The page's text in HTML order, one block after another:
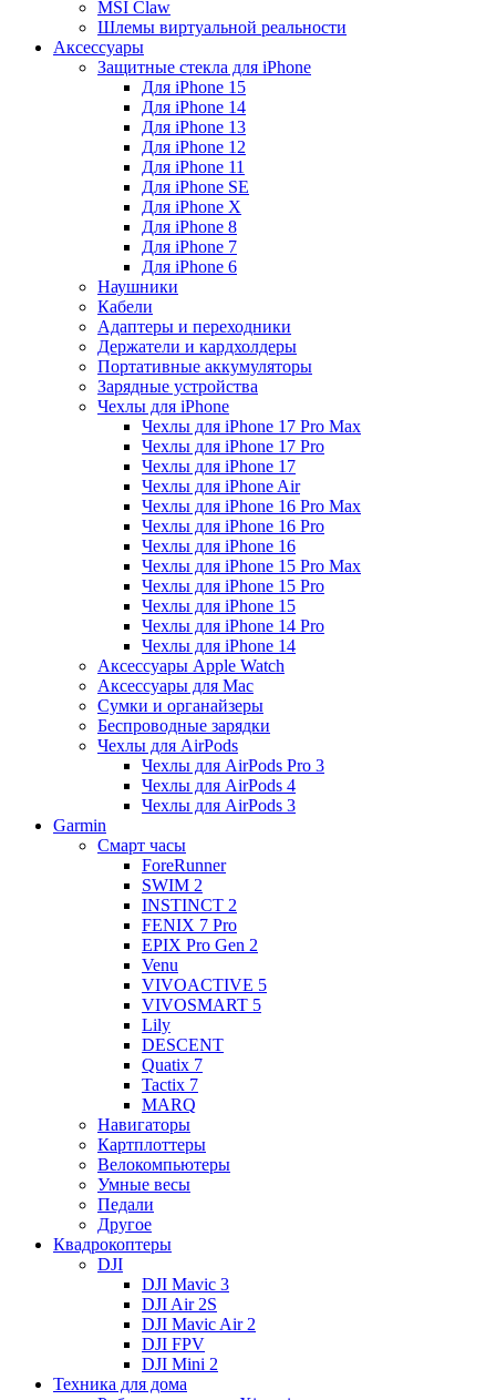
MSI Claw
Шлемы виртуальной реальности
Аксессуары
Защитные стекла для iPhone
Для iPhone 15
Для iPhone 14
Для iPhone 13
Для iPhone 12
Для iPhone 11
Для iPhone SE
Для iPhone X
Для iPhone 8
Для iPhone 7
Для iPhone 6
Наушники
Кабели
Адаптеры и переходники
Держатели и кардхолдеры
Портативные аккумуляторы
Зарядные устройства
Чехлы для iPhone
Чехлы для iPhone 17 Pro Max
Чехлы для iPhone 17 Pro
Чехлы для iPhone 17
Чехлы для iPhone Air
Чехлы для iPhone 16 Pro Max
Чехлы для iPhone 16 Pro
Чехлы для iPhone 16
Чехлы для iPhone 15 Pro Max
Чехлы для iPhone 15 Pro
Чехлы для iPhone 15
Чехлы для iPhone 14 Pro
Чехлы для iPhone 14
Аксессуары Apple Watch
Аксессуары для Mac
Сумки и органайзеры
Беспроводные зарядки
Чехлы для AirPods
Чехлы для AirPods Pro 3
Чехлы для AirPods 4
Чехлы для AirPods 3
Garmin
Смарт часы
ForeRunner
SWIM 2
INSTINCT 2
FENIX 7 Pro
EPIX Pro Gen 2
Venu
VIVOACTIVE 5
VIVOSMART 5
Lily
DESCENT
Quatix 7
Tactix 7
MARQ
Навигаторы
Картплоттеры
Велокомпьютеры
Умные весы
Педали
Другое
Квадрокоптеры
DJI
DJI Mavic 3
DJI Air 2S
DJI Mavic Air 2
DJI FPV
DJI Mini 2
Техника для дома